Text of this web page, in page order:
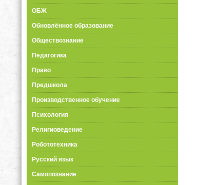
ОБЖ
Обновлённое образование
Обществознание
Педагогика
Право
Предшкола
Производственное обучение
Психология
Религиоведение
Робототехника
Русский язык
Самопознание